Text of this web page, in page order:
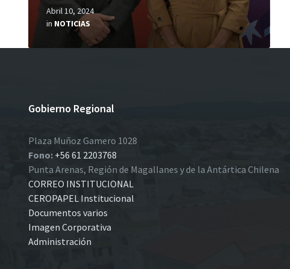
Abril 10, 2024
in NOTICIAS
Gobierno Regional
Plaza Muñoz Gamero 1028
Fono: +56 61 2203768
Punta Arenas, Región de Magallanes y de la Antártica Chilena
CORREO INSTITUCIONAL
CEROPAPEL Institucional
Documentos varios
Imagen Corporativa
Administración